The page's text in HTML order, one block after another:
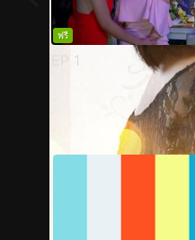
ฟรี
EP 1
ภาพนิ่ง